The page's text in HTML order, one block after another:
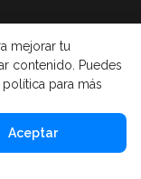
mejorar tu
contenido. Puedes
para más
Aceptar